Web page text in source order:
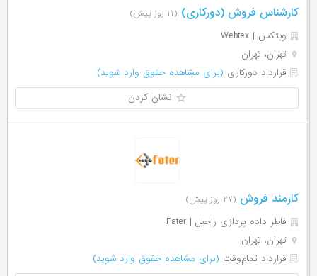
کارشناس فروش (دورکاری) (۱۱ روز پیش)
وبتکس | Webtex
تهران، تهران
قرارداد دورکاری (برای مشاهده حقوق وارد شوید)
نشان کردن
کارمند فروش (۲۷ روز پیش)
فاطر داده پردازی راحیل | Fater
تهران، تهران
قرارداد تمام‌وقت (برای مشاهده حقوق وارد شوید)